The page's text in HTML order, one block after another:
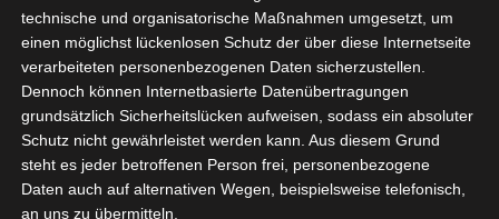
Werkzeuge an die Hand geben um Ihnen den
Alltag zu erleichtern. Erweitern Sie Ihr Know-how
und werden Sie zum Meister der
Netzwerkinfrastruktur.
Die Teilnahmegebühren belaufen sich auf 595,00
€ pro Teilnehmer (inkl. MwSt.). Die Anmeldung ist
verbindlich und Voraussetzung für die Teilnahme
technische und organisatorische Maßnahmen umgesetzt, um
einen möglichst lückenlosen Schutz der über diese Internetseite
verarbeiteten personenbezogenen Daten sicherzustellen.
Dennoch können Internetbasierte Datenübertragungen
grundsätzlich Sicherheitslücken aufweisen, sodass ein absoluter
Schutz nicht gewährleistet werden kann. Aus diesem Grund
steht es jeder betroffenen Person frei, personenbezogene
Daten auch auf alternativen Wegen, beispielsweise telefonisch,
an uns zu übermitteln.